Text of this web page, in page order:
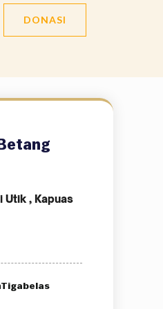
DONASI
Utik , Kapuas